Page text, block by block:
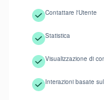
Contattare l'Utente
Statistica
Visualizzazione di
Interazioni basate